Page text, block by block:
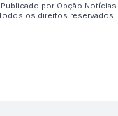
por Opção Notícias
os direitos reservados.